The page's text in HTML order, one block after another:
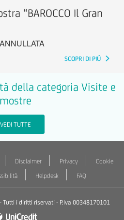
“BAROCCO Il Gran
SCOPRI DI PIÚ
della categoria Visite e
mostre
VEDI TUTTE
Disclaimer Privacy
Cookie
Helpdesk FAQ
i diritti riservati - P.Iva 00348170101